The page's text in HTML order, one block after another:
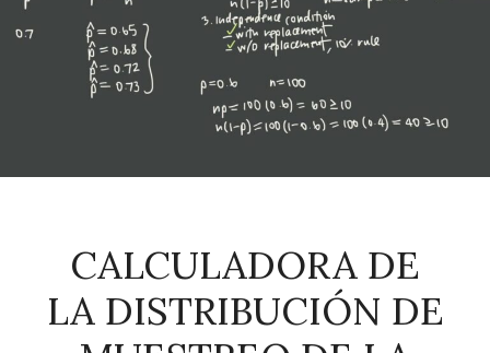
CALCULADORA DE
LA DISTRIBUCIÓN DE